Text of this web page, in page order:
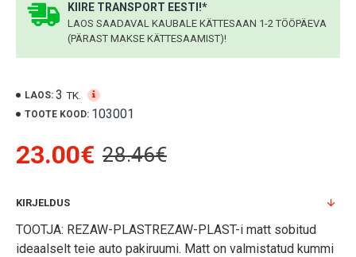
KIIRE TRANSPORT EESTI!*
LAOS SAADAVAL KAUBALE KÄTTESAAN 1-2 TÖÖPÄEVA
(PÄRAST MAKSE KÄTTESAAMIST)!
LAOS: 3 TK.
TOOTE KOOD: 103001
23.00€ 28.46€
KIRJELDUS
TOOTJA: REZAW-PLASTREZAW-PLAST-i matt sobitud
ideaalselt teie auto pakiruumi. Matt on valmistatud kummi